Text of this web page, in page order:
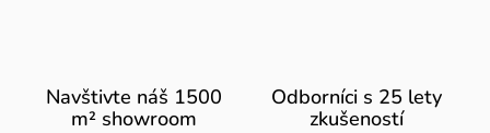
Navštivte náš 1500
m² showroom
Odborníci s 25 lety
zkušeností